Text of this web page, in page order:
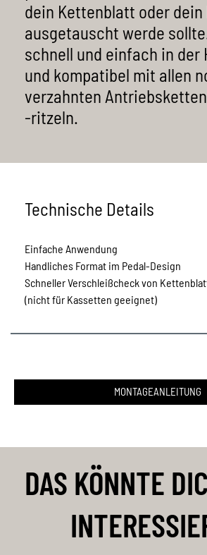
ATB & Trekking
City & Tour
Singlespeed & Fixies
Schwerlast
11-fach Ketten
10-fach Ketten
9-fach Ketten
7-fach Ketten / Schmale
1-fach Ketten / Breite
Datenschutz
dein Kettenblatt oder dein
ausgetauscht werde
schnell und einfach in der
und kompatibel mit allen
verzahnten
-ritzeln.
Technische Details
Einfache Anwendung
Handliches Format im Pedal-Design
Schneller Verschleißcheck von
(nicht für Kassetten geeignet)
MONTAGEANLEITUNG
DAS KÖNNTE